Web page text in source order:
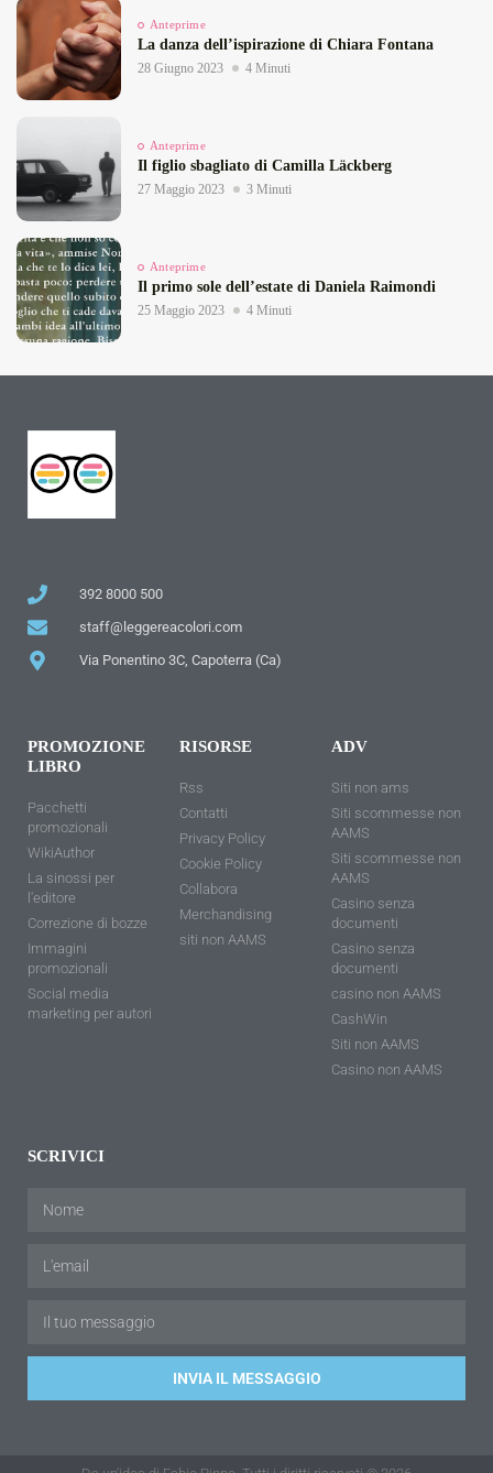
Anteprime
La danza dell’ispirazione di Chiara Fontana
28 Giugno 2023 4 Minuti
Anteprime
Il figlio sbagliato di Camilla Läckberg
27 Maggio 2023 3 Minuti
Anteprime
Il primo sole dell’estate di Daniela Raimondi
25 Maggio 2023 4 Minuti
392 8000 500
staff@leggereacolori.com
Via Ponentino 3C, Capoterra (Ca)
PROMOZIONE
LIBRO
Pacchetti
promozionali
WikiAuthor
La sinossi per
l'editore
Correzione di bozze
Immagini
promozionali
Social media
marketing per autori
RISORSE
Rss
Contatti
Privacy Policy
Cookie Policy
Collabora
Merchandising
siti non AAMS
ADV
Siti non ams
Siti scommesse non
AAMS
Siti scommesse non
AAMS
Casino senza
documenti
Casino senza
documenti
casino non AAMS
CashWin
Siti non AAMS
Casino non AAMS
SCRIVICI
INVIA IL MESSAGGIO